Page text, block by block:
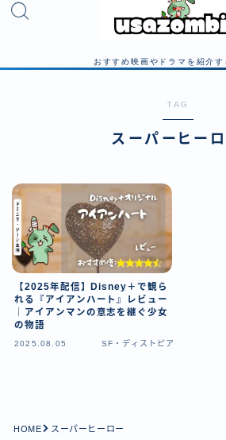
おすすめ映画やドラマを紹介す
TAG
スーパーヒー
【2025年配信】Disney＋で観ら
れる『アイアンハート』レビュー
｜アイアンマンの意志を継ぐ少女
の物語
2025.08.05 SF・ディストピア
HOME スーパーヒーロー